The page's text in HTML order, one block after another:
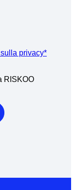
sulla privacy*
RISKOO